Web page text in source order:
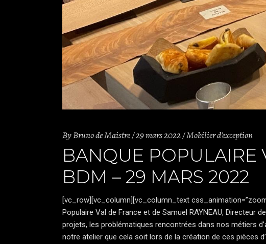
ByBruno de Maistre 29 mars 2022 Mobilier d'exception
BANQUE POPULAIRE
BDM – 29 MARS 2022
[vc_row][vc_column][vc_column_text
Populaire Val de France et de Samuel RAYNEAU, Directeur
projets, les problématiques rencontrées dans nos métiers
notre atelier que cela soit lors de la création de ces pièces